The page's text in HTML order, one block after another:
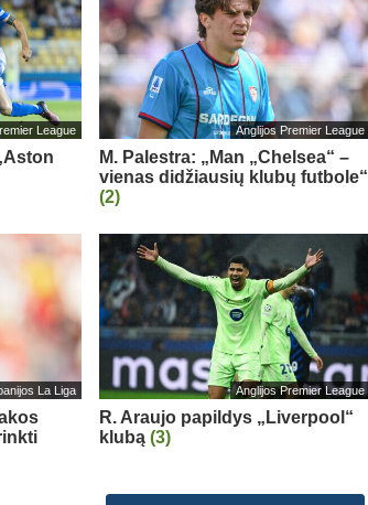
League Anglijos Premier League
M. Palestra: „Man „Chelsea“ –
vienas didžiausių klubų futbole“
(2)
La Liga Anglijos Premier League
R. Araujo papildys „Liverpool“
klubą(3)